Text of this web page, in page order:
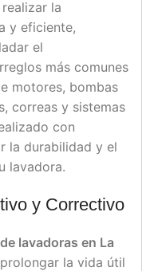
la
y eficiente,
el
más comunes
motores, bombas
correas y sistemas
con
la durabilidad y el
lavadora.
y Correctivo
lavadoras en La
la vida útil